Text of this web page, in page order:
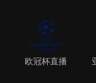
欧冠杯直播